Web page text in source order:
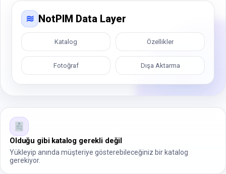
≋ NotPIM Data Layer
Katalog Özellikler
Fotoğraf Dışa Aktarma
Olduğu gibi katalog gerekli değil
Yükleyip anında müşteriye gösterebileceğiniz bir katalog
gerekiyor.